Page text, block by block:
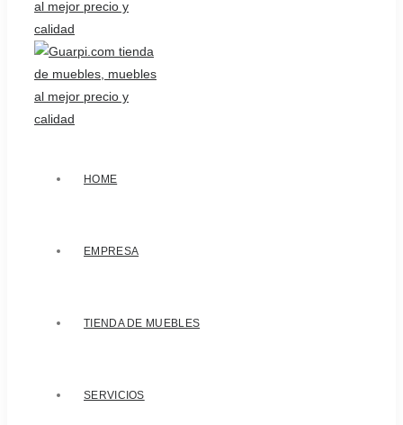
HOME
EMPRESA
TIENDA DE MUEBLES
SERVICIOS